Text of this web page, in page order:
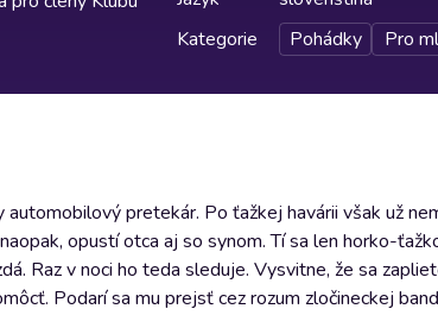
Kategorie
Pohádky Pro
pretekár. Po ťažkej havárii však už
opustí otca aj so synom. Tí sa len horko-
Raz v noci ho teda sleduje. Vysvitne, že sa
Podarí sa mu prejsť cez rozum zločineckej